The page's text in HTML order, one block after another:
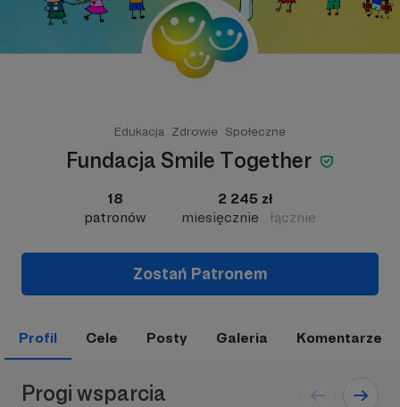
Edukacja Zdrowie Społeczne
Fundacja Smile Together
18
patronów
2 245 zł
miesięcznie
łącznie
Zostań Patronem
Profil Cele Posty Galeria Komentarze
Progi wsparcia